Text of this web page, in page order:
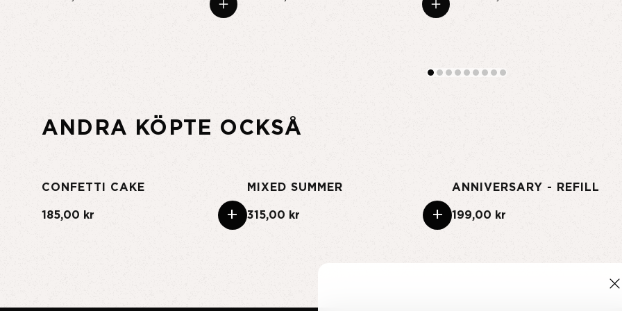
ANDRA KÖPTE OCKSÅ
CONFETTI CAKE
185,00 kr +
MIXED SUMMER
315,00 kr +
ANNIVERSARY - REFILL
199,00 kr